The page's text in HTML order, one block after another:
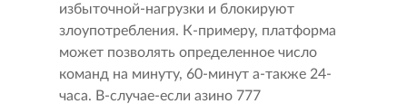
избыточной-нагрузки и блокируют
злоупотребления. К-примеру, платформа
может позволять определенное число
команд на минуту, 60-минут а-также 24-
часа. В-случае-если азино 777